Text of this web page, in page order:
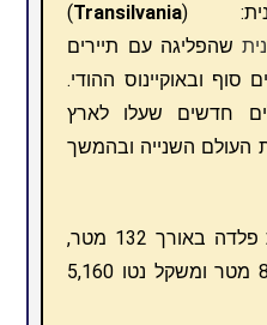
(
Transilvania
)
שהפליגה עם תיירים
סוף ובאוקיינוס ההודי.
חדשים שעלו לארץ
העולם השנייה ובהמשך
טרנסילבניה הייתה אוניית פלדה באורך 132 מטר,
רוחב 17.6 מטר, גובה 8.5 מטר ומשקל נטו 5,160